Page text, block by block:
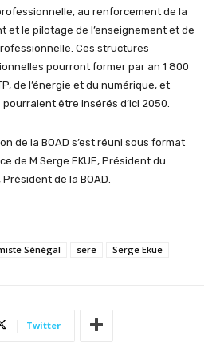
au renforcement de la
et le pilotage de l’enseignement et de
Ces structures
pourront former par an 1 800
de l’énergie et du numérique, et
être insérés d’ici 2050.
de la BOAD s’est réuni sous format
de M Serge EKUE, Président du
de la BOAD.
Sénégal sere Serge Ekue
Twitter